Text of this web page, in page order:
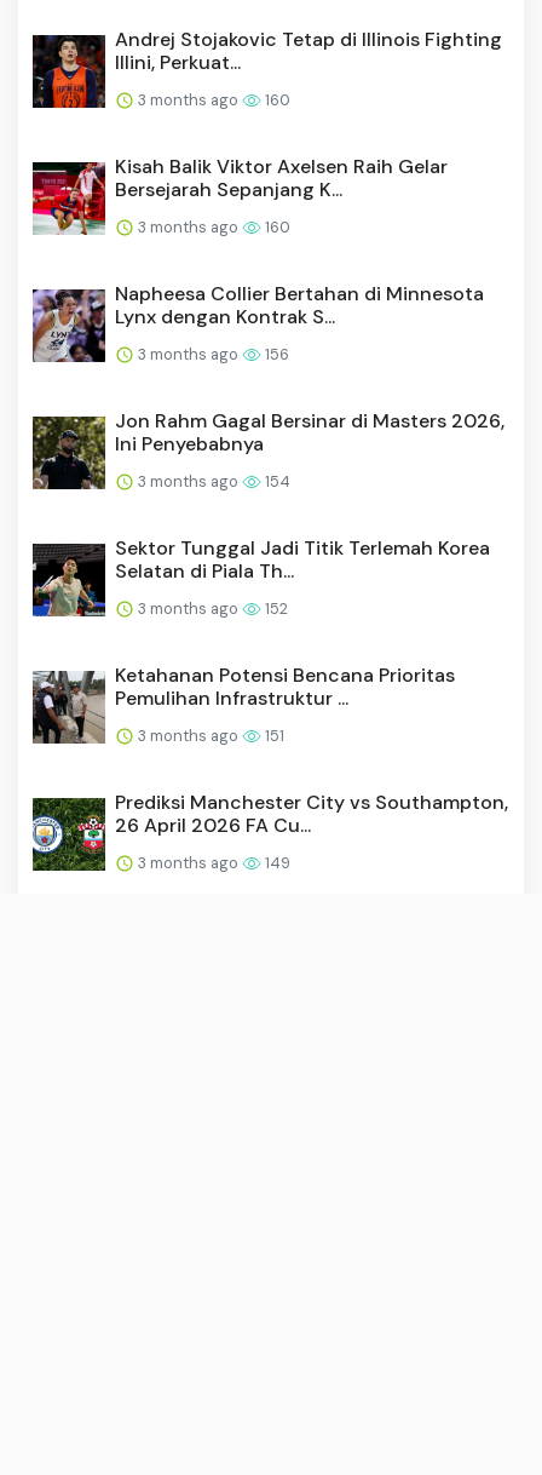
Andrej Stojakovic Tetap di Illinois Fighting
Illini, Perkuat...
3 months ago 160
Kisah Balik Viktor Axelsen Raih Gelar
Bersejarah Sepanjang K...
3 months ago 160
Napheesa Collier Bertahan di Minnesota
Lynx dengan Kontrak S...
3 months ago 156
Jon Rahm Gagal Bersinar di Masters 2026,
Ini Penyebabnya
3 months ago 154
Sektor Tunggal Jadi Titik Terlemah Korea
Selatan di Piala Th...
3 months ago 152
Ketahanan Potensi Bencana Prioritas
Pemulihan Infrastruktur ...
3 months ago 151
Prediksi Manchester City vs Southampton,
26 April 2026 FA Cu...
3 months ago 149